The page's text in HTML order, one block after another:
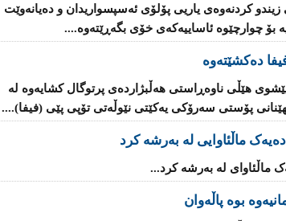
زیندو كردنه‌وه‌ی‌ یاریی پۆلۆی ئه‌سپسواریدان و ده‌یانه‌وێت
بۆ چوارچێوه‌ ئاساییه‌كه‌ی خۆی بگه‌ڕێته‌وه‌....
دەكشێتەوە
هێڵی ناوەڕاستی هەڵبژاردەی پرتوگال كشایەوە لە
پۆستی سەرۆكی یەكێتی نێوڵەتی تۆپی پێی (فیفا)....
ماڵئاوایی لە بەرشە كرد
ماڵئاوای لە بەرشە كرد...
بوە پاڵەوان